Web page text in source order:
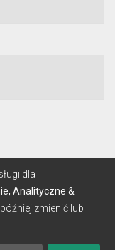
dla
Analityczne &
zmienić lub